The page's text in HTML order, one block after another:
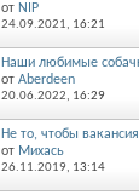
от NIP
24.09.2021, 16:21
Наши любимые
от Aberdeen
20.06.2022, 16:29
Не то, чтобы
от Михась
26.11.2019, 13:14